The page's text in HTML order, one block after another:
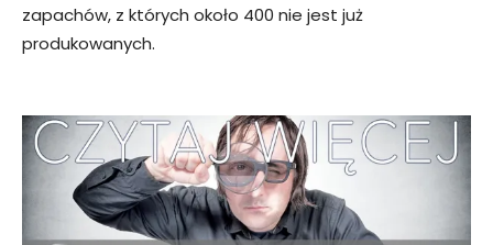
zapachów, z których około 400 nie jest już
produkowanych.